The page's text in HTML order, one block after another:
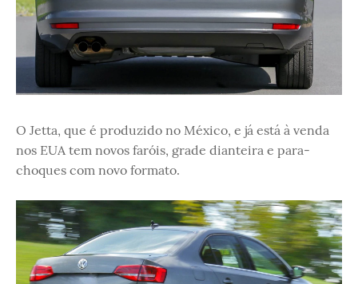
O Jetta, que é produzido no México, e já está à venda
nos EUA tem novos faróis, grade dianteira e para-
choques com novo formato.